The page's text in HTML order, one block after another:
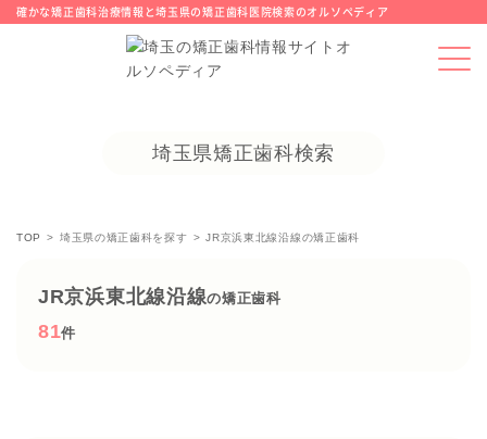
確かな矯正歯科治療情報と埼玉県の矯正歯科医院検索のオルソペディア
埼玉県矯正歯科検索
TOP 埼玉県の矯正歯科を探す JR京浜東北線沿線の矯正歯科
JR京浜東北線沿線の矯正歯科
81件